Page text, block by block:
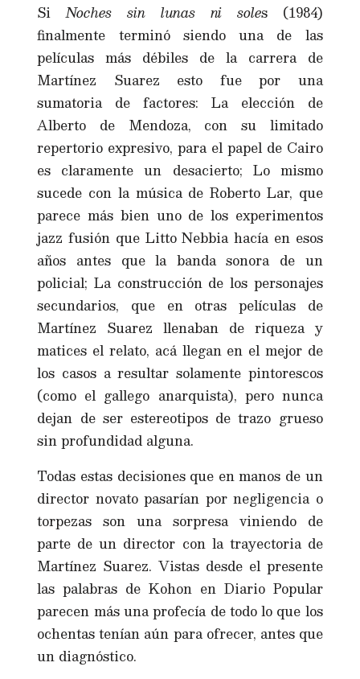
SiNoches sin lunas ni soles (1984)
finalmente terminó siendo una de las
películas más débiles de la carrera de
Martínez Suarez esto fue por una
sumatoria de factores: La elección de
Alberto de Mendoza, con su limitado
repertorio expresivo, para el papel de Cairo
es claramente un desacierto; Lo mismo
sucede con la música de Roberto Lar, que
parece más bien uno de los experimentos
jazz fusión que Litto Nebbia hacía en esos
años antes que la banda sonora de un
policial; La construcción de los personajes
secundarios, que en otras películas de
Martínez Suarez llenaban de riqueza y
matices el relato, acá llegan en el mejor de
los casos a resultar solamente pintorescos
(como el gallego anarquista), pero nunca
dejan de ser estereotipos de trazo grueso
sin profundidad alguna.
Todas estas decisiones que en manos de un
director novato pasarían por negligencia o
torpezas son una sorpresa viniendo de
parte de un director con la trayectoria de
Martínez Suarez. Vistas desde el presente
las palabras de Kohon en Diario Popular
parecen más una profecía de todo lo que los
ochentas tenían aún para ofrecer, antes que
un diagnóstico.